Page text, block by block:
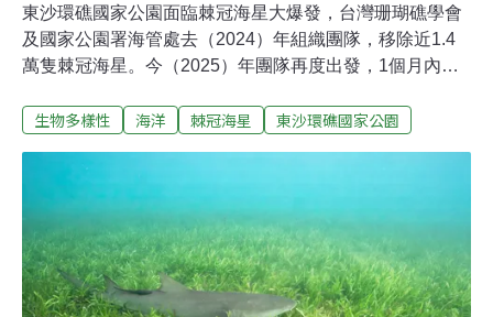
東沙環礁國家公園面臨棘冠海星大爆發，台灣珊瑚礁學會
及國家公園署海管處去（2024）年組織團隊，移除近1.4
萬隻棘冠海星。今（2025）年團隊再度出發，1個月內已
猶如海底森林大火，健康的石珊瑚會被啃光，影響珊瑚魚
行政院召集跨部門小組應對，投入更多資源進行科學研究
及移除作業。今年棘冠海星「部隊」在石珊瑚礁上「直接
排隊」棘冠海星幾乎沒有天敵，只能透過注射稀釋醋酸進
行移除。台灣珊瑚礁學會於8日舉行記者會，榮譽理事長
鄭明修稱，2024年東沙環礁西南角藍洞與東側一帶面積約
生物多樣性 海洋 棘冠海星 東沙環礁國家公園